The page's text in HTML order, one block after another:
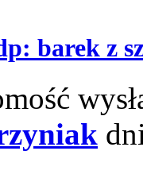
barek z